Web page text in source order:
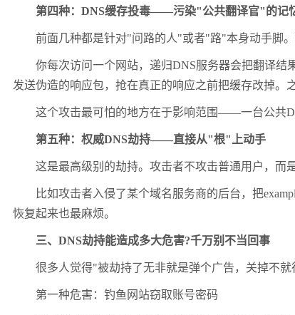
第四种：DNS缓存投毒——污染"公共翻译官"的记
前面几种都是针对"问路的人"或者"路"本身动手脚。
你每次访问一个网站，递归DNS服务器会把翻译结
发送伪造的响应包，抢在真正的响应之前把缓存改掉。
这个攻击最可怕的地方在于影响范围——一台公共
第五种：权威DNS劫持——直接从"根"上动手
这是最高级别的劫持。攻击者不攻击普通用户，而是
比如攻击者入侵了某个域名服务商的后台，把
恢复起来也最麻烦。
三、DNS劫持能造成多大危害?千万别不当回事
很多人觉得"被劫持了无非就是弹个广告，关掉不就
第一种危害：钓鱼网站窃取账号密码